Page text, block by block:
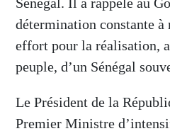
détermination constante à
effort pour la réalisation,
peuple, d’un Sénégal
Le Président de la
Premier Ministre